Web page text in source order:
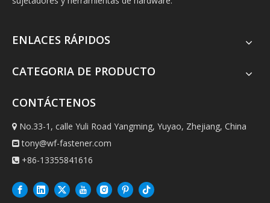
ENLACES RÁPIDOS
CATEGORIA DE PRODUCTO
CONTÁCTENOS
 No.33-1, calle Yuli Road Yangming, Yuyao, Zhejiang, China
 tony@wf-fastener.com
 +86-13355841616